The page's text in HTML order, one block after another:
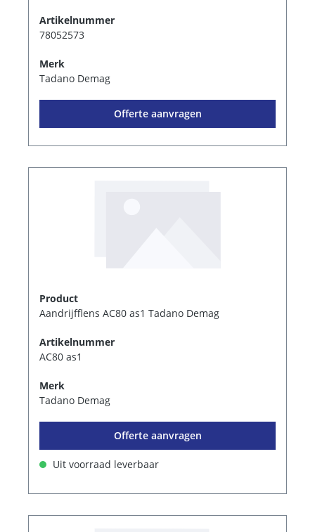
Artikelnummer
78052573
Merk
Tadano Demag
Offerte aanvragen
Product
Aandrijfflens AC80 as1 Tadano Demag
Artikelnummer
AC80 as1
Merk
Tadano Demag
Offerte aanvragen
Uit voorraad leverbaar